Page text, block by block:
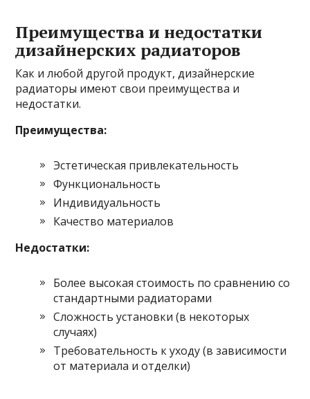
Преимущества и недостатки
дизайнерских радиаторов
Как и любой другой продукт, дизайнерские
радиаторы имеют свои преимущества и
недостатки.
Преимущества:
Эстетическая привлекательность
Функциональность
Индивидуальность
Качество материалов
Недостатки:
Более высокая стоимость по сравнению со
стандартными радиаторами
Сложность установки (в некоторых
случаях)
Требовательность к уходу (в зависимости
от материала и отделки)